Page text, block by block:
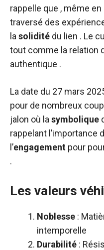
rappelle que , même en
traversé des
la solidité du lien . Le
tout comme la relation
authentique .
La date du 27 mars
pour de nombreux
jalon où la symbolique
rappelant l’importance
l’engagement pour
.
Les valeurs
Noblesse :
intemporelle
Durabilité :